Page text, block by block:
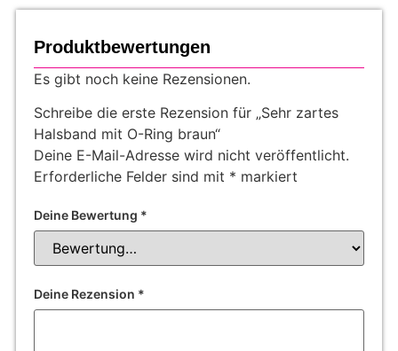
Produktbewertungen
Es gibt noch keine Rezensionen.
Schreibe die erste Rezension für „Sehr zartes
Halsband mit O-Ring braun“
Deine E-Mail-Adresse wird nicht veröffentlicht.
Erforderliche Felder sind mit * markiert
Deine Bewertung *
Deine Rezension *